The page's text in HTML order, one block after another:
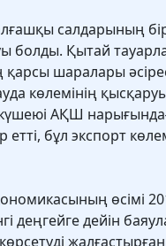
салдарының
болды. Қытай
шаралары
көлемінің
АҚШ
бұл экспорт
өсімі
деңгейге дейін